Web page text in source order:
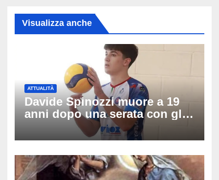
Visualizza anche
ATTUALITÀ
Davide Spinozzi muore a 19
anni dopo una serata con gli
amici: il mistero dello
schianto senza frenata